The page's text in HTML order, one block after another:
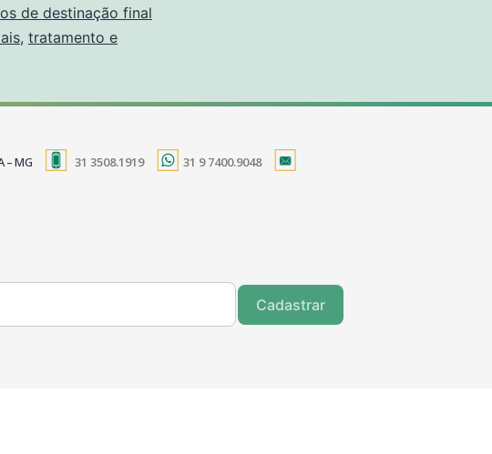
de destinação final
, tratamento e
– MG 31 3508.1919 31 9 7400.9048
Cadastrar